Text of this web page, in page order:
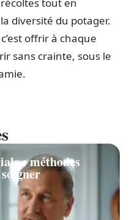
diversité du potager.
offrir à chaque
sans crainte, sous le
: méthodes